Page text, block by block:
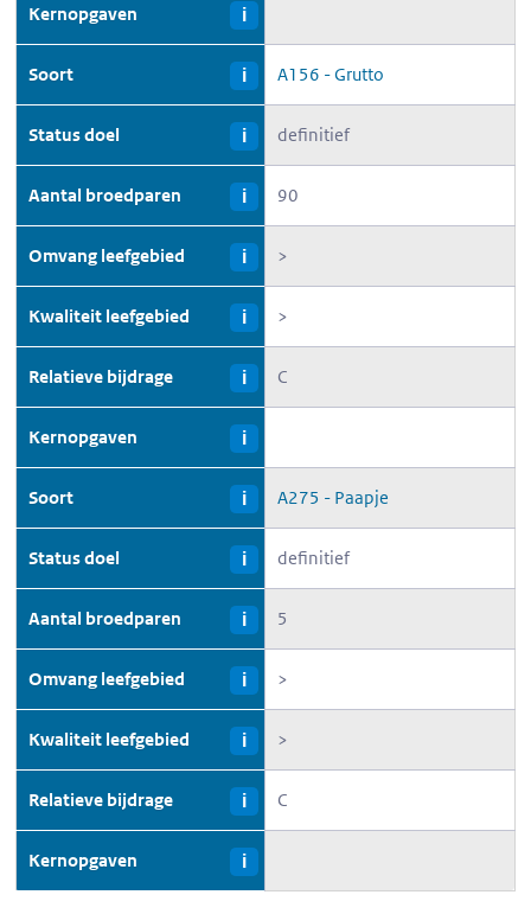
Kernopgaven i
Soort i A156 - Grutto
Status doel i definitief
Aantal broedparen i 90
Omvang leefgebied i >
Kwaliteit leefgebied i >
Relatieve bijdrage i C
Kernopgaven i
Soort i A275 - Paapje
Status doel i definitief
Aantal broedparen i 5
Omvang leefgebied i >
Kwaliteit leefgebied i >
Relatieve bijdrage i C
Kernopgaven i